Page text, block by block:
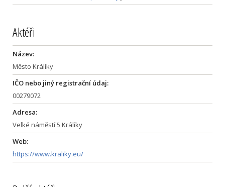
Aktéři
Název:
Město Králíky
IČO nebo jiný registrační údaj:
00279072
Adresa:
Velké náměstí 5 Králíky
Web:
https://www.kraliky.eu/